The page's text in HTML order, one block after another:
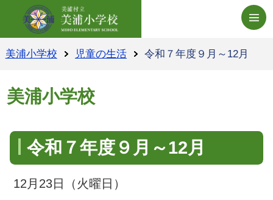
美浦小学校ホームペー
美浦小学校 児童の生活 令和７年度９月～12月
美浦小学校
令和７年度９月～12月
12月23日（火曜日）